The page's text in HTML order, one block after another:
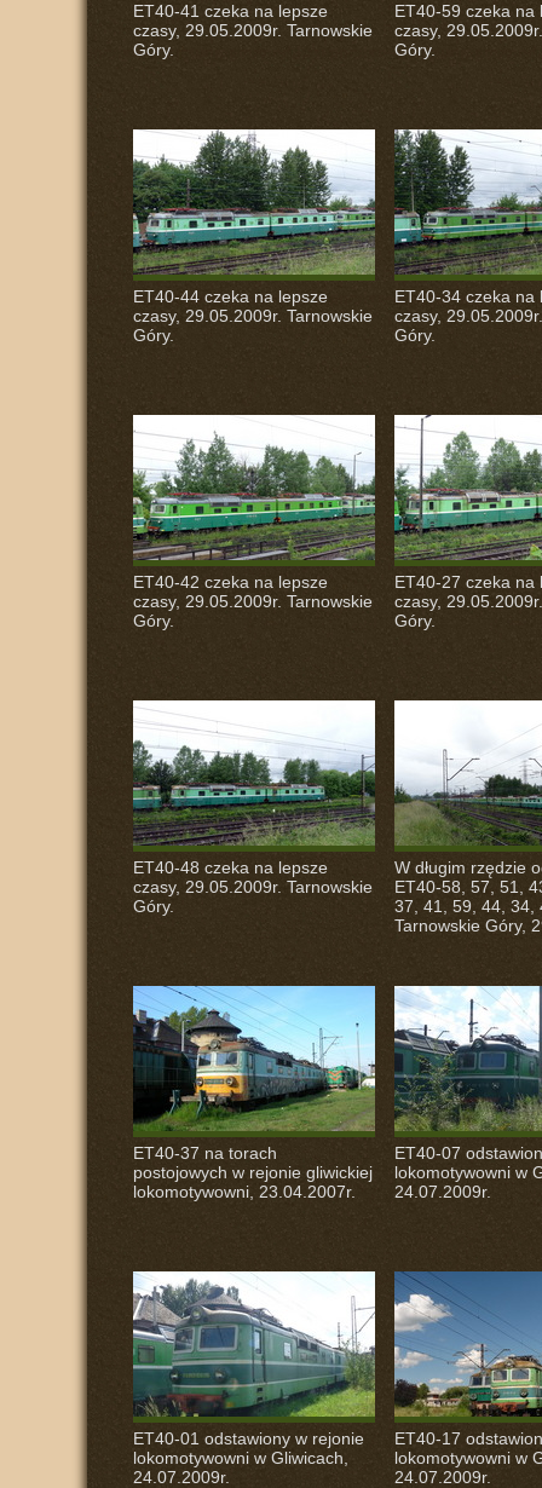
ET40-41 czeka na lepsze
czasy, 29.05.2009r. Tarnowskie
Góry.
ET40-59 czeka na
czasy,
Góry.
ET40-44 czeka na lepsze
czasy, 29.05.2009r. Tarnowskie
Góry.
ET40-34 czeka na
czasy,
Góry.
ET40-42 czeka na lepsze
czasy, 29.05.2009r. Tarnowskie
Góry.
ET40-27 czeka na
czasy,
Góry.
ET40-48 czeka na lepsze
czasy, 29.05.2009r. Tarnowskie
Góry.
W długim rzędzie
ET40-58, 57, 51,
37, 41, 59, 44, 34,
Tarnowskie Góry,
ET40-37 na torach
postojowych w rejonie gliwickiej
lokomotywowni, 23.04.2007r.
ET40-07
lokomotywowni w
24.07.2009r.
ET40-01 odstawiony w rejonie
lokomotywowni w Gliwicach,
24.07.2009r.
ET40-17
lokomotywowni w
24.07.2009r.